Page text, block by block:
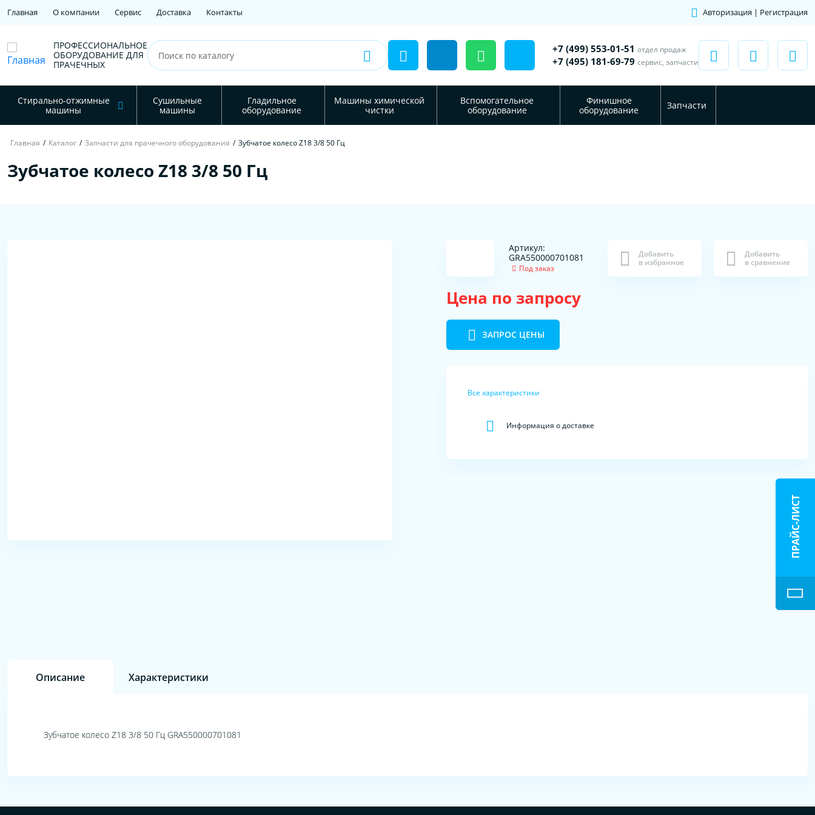
Главная О компании Сервис Доставка Контакты Авторизация | Регистрация
ПРОФЕССИОНАЛЬНОЕ
ОБОРУДОВАНИЕ ДЛЯ
ПРАЧЕЧНЫХ
+7 (499) 553-01-51 отдел продаж
+7 (495) 181-69-79 сервис, запчасти
Стирально-отжимные
машины
Сушильные
машины
Гладильное
оборудование
Машины химической
чистки
Вспомогательное
оборудование
Финишное
оборудование
Запчасти
Главная / Каталог / Запчасти для прачечного оборудования / Зубчатое колесо Z18 3/8 50 Гц
Зубчатое колесо Z18 3/8 50 Гц
Артикул:
GRA550000701081
Под заказ
Добавить
в избранное
Добавить
в сравнение
Цена по запросу
ЗАПРОС ЦЕНЫ
Все характеристики
Информация о доставке
Описание Характеристики
Зубчатое колесо Z18 3/8 50 Гц GRA550000701081
ПРАЙС-ЛИСТ